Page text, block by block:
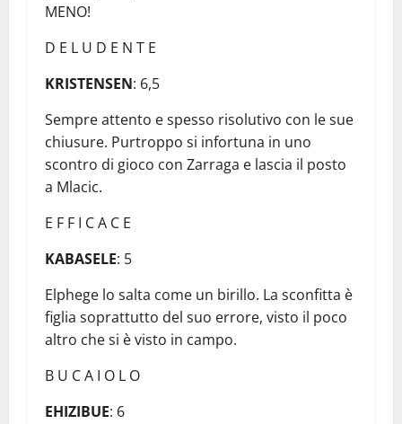
MENO!
D E L U D E N T E
KRISTENSEN: 6,5
Sempre attento e spesso risolutivo con le sue
chiusure. Purtroppo si infortuna in uno
scontro di gioco con Zarraga e lascia il posto
a Mlacic.
E F F I C A C E
KABASELE: 5
Elphege lo salta come un birillo. La sconfitta è
figlia soprattutto del suo errore, visto il poco
altro che si è visto in campo.
B U C A I O L O
EHIZIBUE: 6